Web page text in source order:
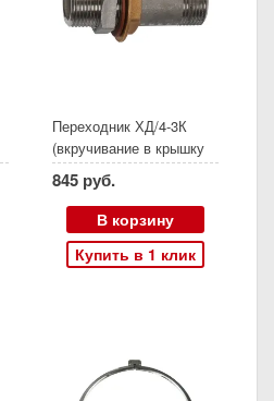
Переходник ХД/4-3К
(вкручивание в крышку
куба)
845 руб.
В корзину
Купить в 1 клик